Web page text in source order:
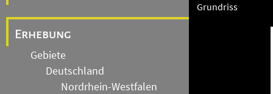
Erhebung
Gebiete
Deutschland
Nordrhein-Westfalen
Grundriss